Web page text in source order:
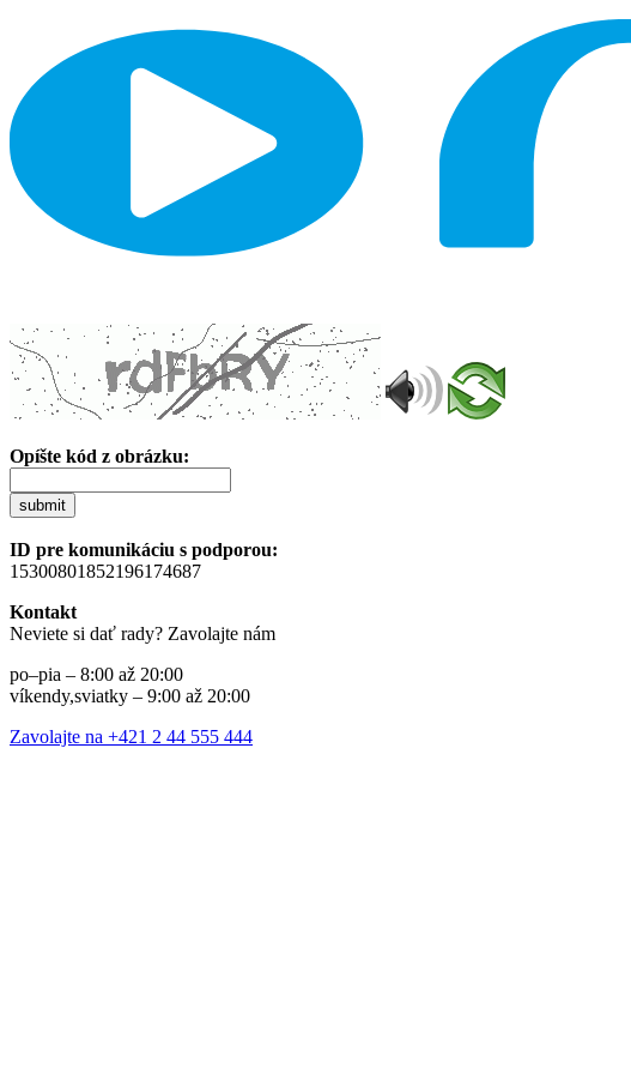
Opíšte kód z obrázku:
submit
ID pre komunikáciu s podporou:
15300801852196174687
Kontakt
Neviete si dať rady? Zavolajte nám
po–pia – 8:00 až 20:00
víkendy,sviatky – 9:00 až 20:00
Zavolajte na +421 2 44 555 444